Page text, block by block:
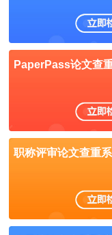
PaperPass论文查
职称评审论文查重